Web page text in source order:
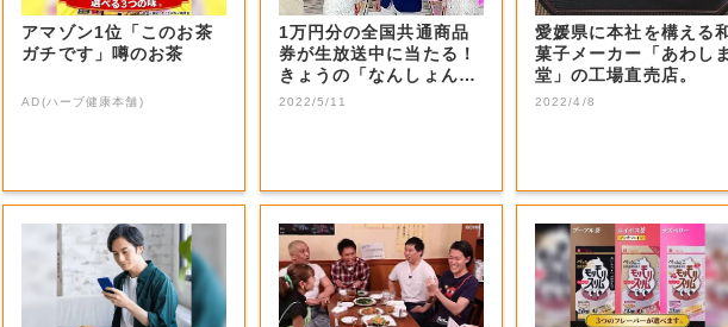
アマゾン1位「このお茶
ガチです」噂のお茶
AD(ハーブ健康本舗)
1万円分の全国共通商品
券が生放送中に当たる！
きょうの「なんしょん？
生電話クイズ」...
2022/5/11
愛媛県に本社を構える
菓子メーカー「あわし
堂」の工場直売店。
2022/4/8